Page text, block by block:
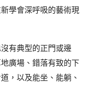
學會深呼吸的藝術現
有典型的正門或邊
廣場、錯落有致的下
，以及能坐、能躺、